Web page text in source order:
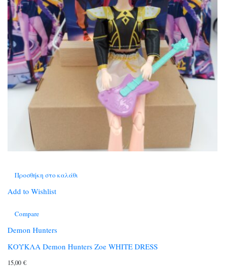
Προσθήκη στο καλάθι
Add to Wishlist
Compare
Demon Hunters
ΚΟΥΚΛΑ Demon Hunters Zoe WHITE DRESS
15,00 €